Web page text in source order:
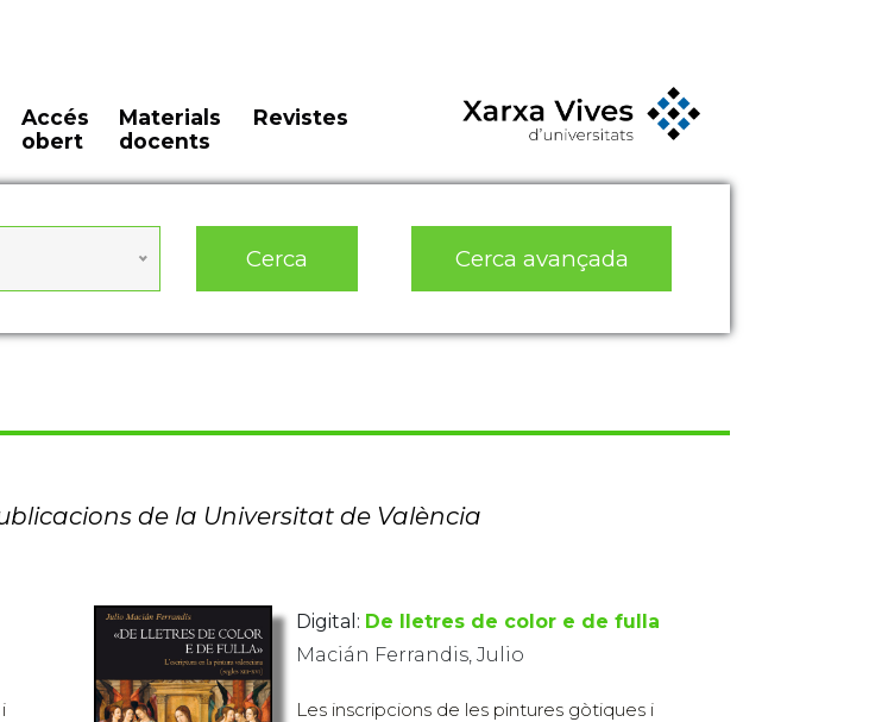
Accés
obert
Materials
docents
Revistes
Cerca Cerca avançada
de la Universitat de València
Digital: De lletres de color e de fulla
Macián Ferrandis, Julio
Les inscripcions de les pintures gòtiques i